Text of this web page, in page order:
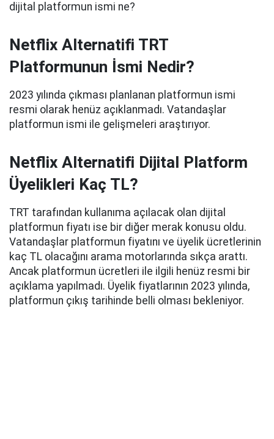
dijital platformun ismi ne?
Netflix Alternatifi TRT
Platformunun İsmi Nedir?
2023 yılında çıkması planlanan platformun ismi
resmi olarak henüz açıklanmadı. Vatandaşlar
platformun ismi ile gelişmeleri araştırıyor.
Netflix Alternatifi Dijital Platform
Üyelikleri Kaç TL?
TRT tarafından kullanıma açılacak olan dijital
platformun fiyatı ise bir diğer merak konusu oldu.
Vatandaşlar platformun fiyatını ve üyelik ücretlerinin
kaç TL olacağını arama motorlarında sıkça arattı.
Ancak platformun ücretleri ile ilgili henüz resmi bir
açıklama yapılmadı. Üyelik fiyatlarının 2023 yılında,
platformun çıkış tarihinde belli olması bekleniyor.